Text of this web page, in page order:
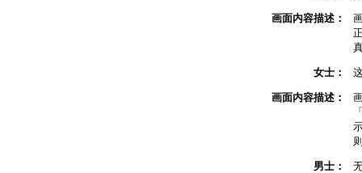
画面内容描述：
女士：
画面内容描述：
男士：